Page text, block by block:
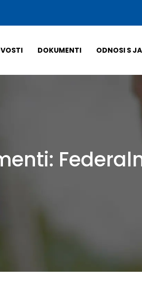
DOKUMENTI ODNOSI S